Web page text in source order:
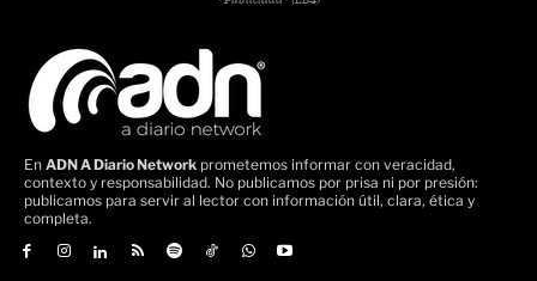
En ADN A Diario Network prometemos informar con veracidad,
contexto y responsabilidad. No publicamos por prisa ni por presión:
publicamos para servir al lector con información útil, clara, ética y
completa.